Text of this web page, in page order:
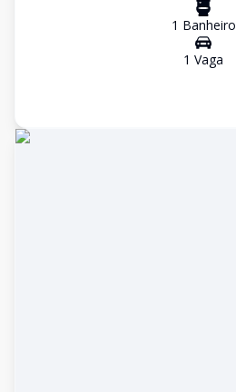
1 Banheiro
1 Vaga